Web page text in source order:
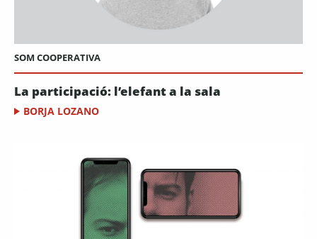
SOM COOPERATIVA
La participació: l’elefant a la sala
BORJA LOZANO